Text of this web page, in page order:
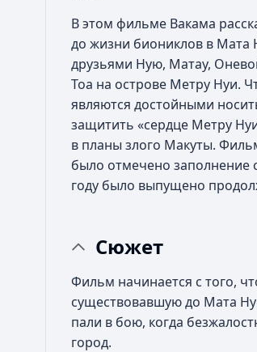
В этом фильме Вакама
до жизни биониклов в Мата
друзьями Ную, Матау,
Тоа на острове Метру Нуи.
являются достойными
защитить «сердце Метру
в планы злого Макуты.
было отмечено
году было выпущено
Сюжет
Фильм начинается с того,
существовавшую до Мата
пали в бою, когда
город.